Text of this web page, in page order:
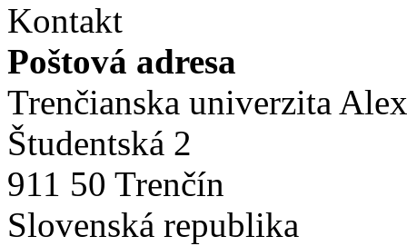
Kontakt
Poštová adresa
Trenčianska univerzita
Študentská 2
911 50 Trenčín
Slovenská republika